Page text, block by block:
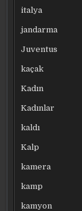
italya
jandarma
Juventus
kaçak
Kadın
Kadınlar
kaldı
Kalp
kamera
kamp
kamyon